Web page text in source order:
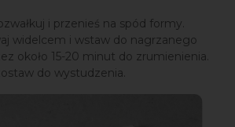
i przenieś na spód formy.
widelcem i wstaw do nagrzanego
około 15-20 minut do zrumienienia.
do wystudzenia.